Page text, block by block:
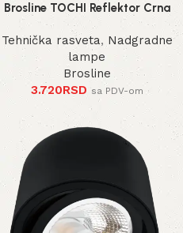
Brosline TOCHI Reflektor Crna
Tehnička rasveta, Nadgradne
lampe
Brosline
3.720RSD sa PDV-om